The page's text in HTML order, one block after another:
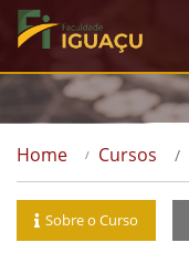
Home Cursos
Sobre o Curso